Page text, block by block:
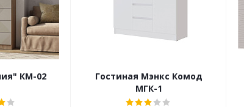
КМ-02
Гостиная Мэнкс Комод
МГК-1